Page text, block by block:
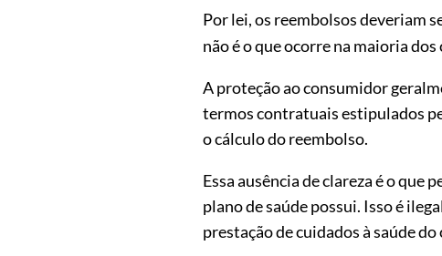
Por lei, os reembolsos deveriam
não é o que ocorre na maioria dos
A proteção ao consumidor
termos contratuais estipulados
o cálculo do reembolso.
Essa ausência de clareza é o
plano de saúde possui. Isso é
prestação de cuidados à saúde